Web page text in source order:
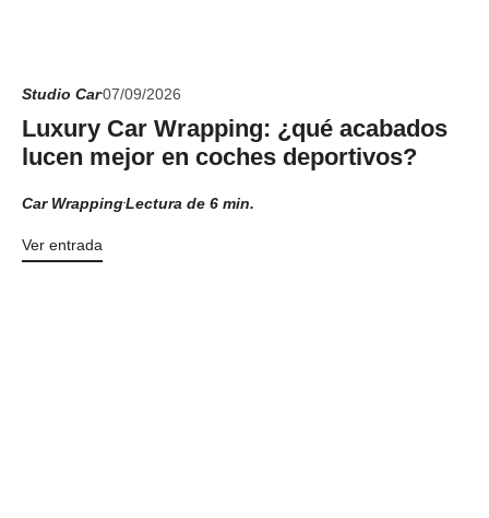
Studio Car07/09/2026
Luxury Car Wrapping: ¿qué acabados
lucen mejor en coches deportivos?
Car WrappingLectura de 6 min.
Ver entrada